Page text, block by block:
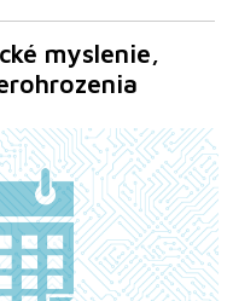
myslenie,